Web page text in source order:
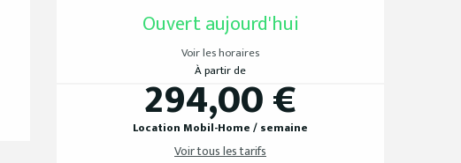
Ouvert aujourd'hui
Voir les horaires
À partir de
294,00 €
Location Mobil-Home / semaine
Voir tous les tarifs